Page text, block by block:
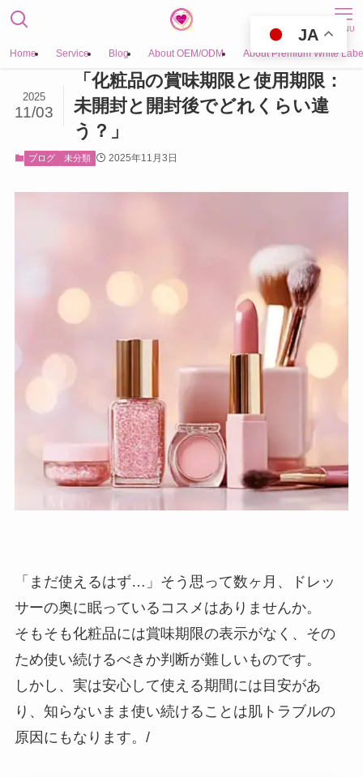
MENU
Home Service Blog About OEM/ODM About Premium White
「化粧品の賞味期限と使用期限：
未開封と開封後でどれくらい違
う？」
2025
11/03
ブログ 未分類 2025年11月3日
「まだ使えるはず…」そう思って数ヶ月、ドレッ
サーの奥に眠っているコスメはありませんか。
そもそも化粧品には賞味期限の表示がなく、その
ため使い続けるべきか判断が難しいものです。
しかし、実は安心して使える期間には目安があ
り、知らないまま使い続けることは肌トラブルの
原因にもなります。/
JA